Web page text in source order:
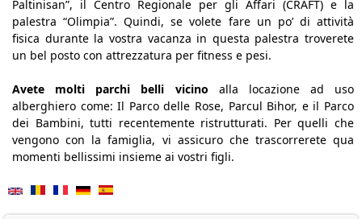
Paltinisan”, il Centro Regionale per gli Affari (CRAFT) e la
palestra “Olimpia”. Quindi, se volete fare un po’ di attività
fisica durante la vostra vacanza in questa palestra troverete
un bel posto con attrezzatura per fitness e pesi.
Avete molti parchi belli vicino alla locazione ad uso
alberghiero come: Il Parco delle Rose, Parcul Bihor, e il Parco
dei Bambini, tutti recentemente ristrutturati. Per quelli che
vengono con la famiglia, vi assicuro che trascorrerete qua
momenti bellissimi insieme ai vostri figli.